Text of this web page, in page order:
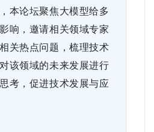
本论坛聚焦大模型给多
响，邀请相关领域专家
关热点问题，梳理技术
该领域的未来发展进行
考，促进技术发展与应